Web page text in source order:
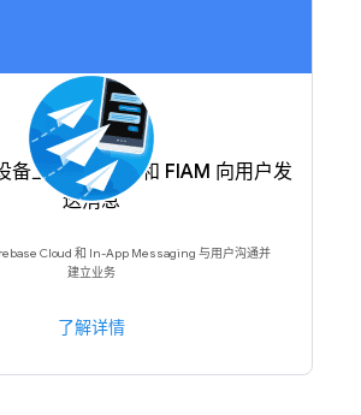
备上使用 FCM 和 FIAM 向用户发
送消息
Cloud 和 In-App Messaging 与用户沟通并
建立业务
了解详情